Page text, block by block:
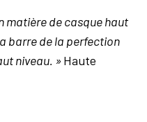
matière de casque haut
barre de la perfection
niveau. » Haute